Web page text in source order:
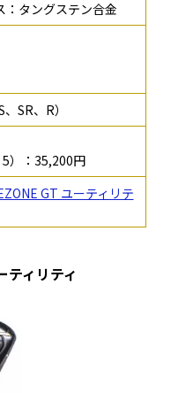
：タングステン合金
SR、R）
）：35,200円
GT ユーティリテ
ティリティ